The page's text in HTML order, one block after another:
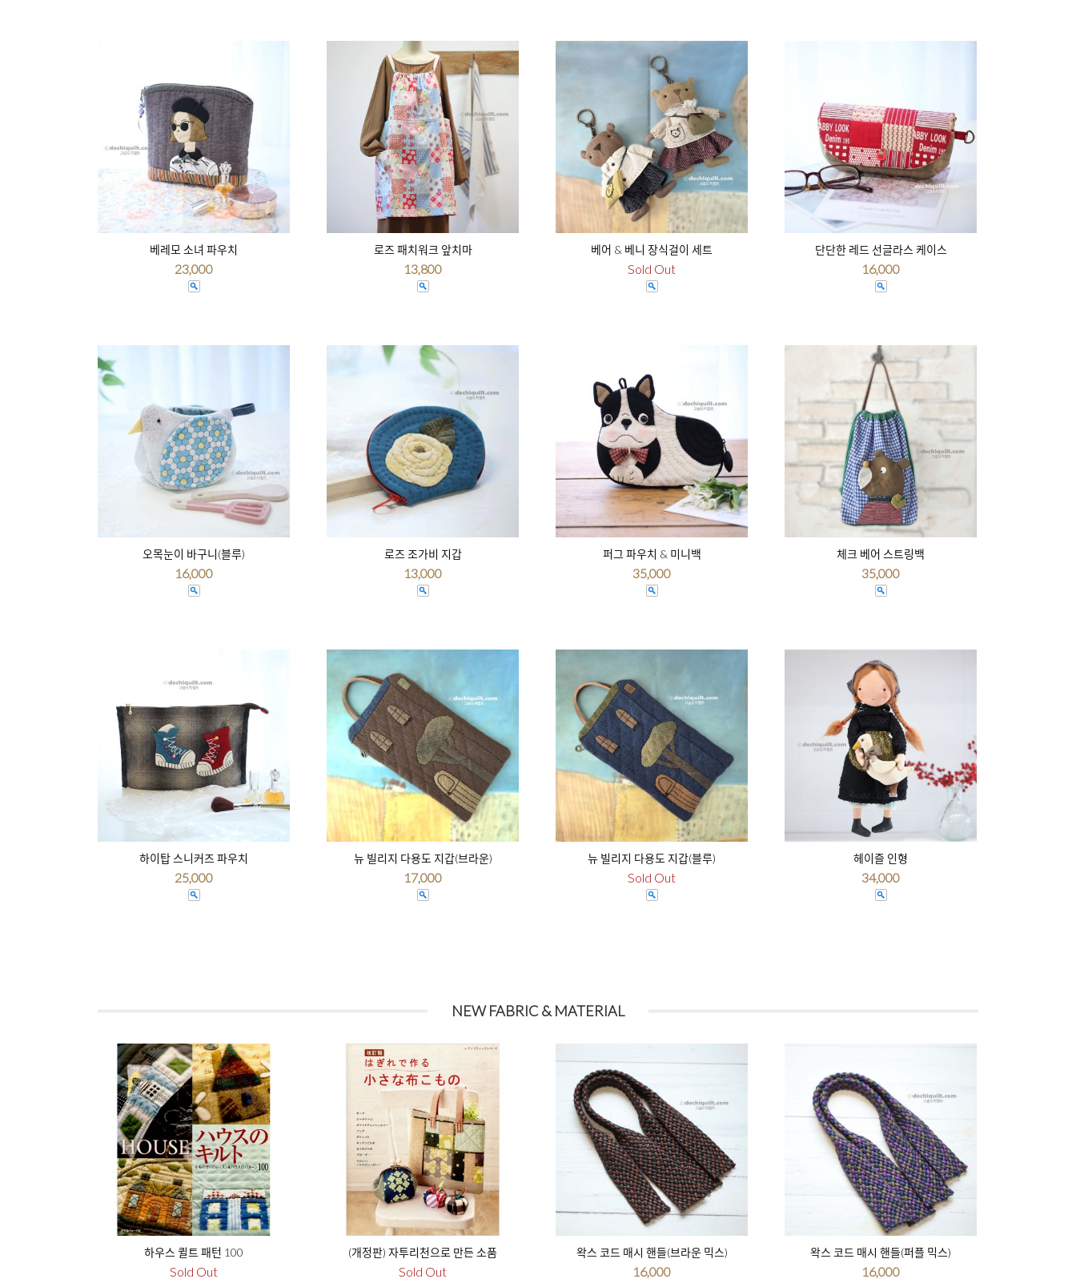
베레모 소녀 파우치
23,000
로즈 패치워크 앞치마
13,800
베어 & 베니 장식걸이 세트
Sold Out
단단한 레드 선글라스 케이스
16,000
오목눈이 바구니(블루)
16,000
로즈 조가비 지갑
13,000
퍼그 파우치 & 미니백
35,000
체크 베어 스트링백
35,000
하이탑 스니커즈 파우치
25,000
뉴 빌리지 다용도 지갑(브라운)
17,000
뉴 빌리지 다용도 지갑(블루)
Sold Out
헤이즐 인형
34,000
NEW FABRIC & MATERIAL
하우스 퀼트 패턴 100
Sold Out
(개정판) 자투리천으로 만든 소품
Sold Out
왁스 코드 매시 핸들(브라운 믹스)
16,000
왁스 코드 매시 핸들(퍼플 믹스)
16,000